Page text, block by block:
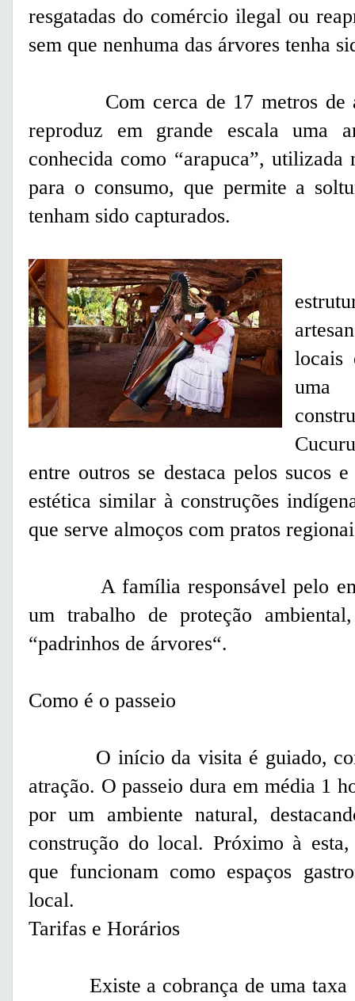
resgatadas do comércio ilegal ou
sem que nenhuma das árvores tenha
Com cerca de 17 metros de
reproduz em grande escala uma
conhecida como “arapuca”, utilizada
para o consumo, que permite a
tenham sido capturados.
locais
uma
entre outros se destaca pelos sucos
estética similar à construções
que serve almoços com pratos
A família responsável pelo
um trabalho de proteção
“padrinhos de árvores“.
Como é o passeio
O início da visita é guiado, com
atração. O passeio dura em média 1
por um ambiente natural,
construção do local. Próximo à
que funcionam como espaços
local.
Tarifas e Horários
Existe a cobrança de uma taxa